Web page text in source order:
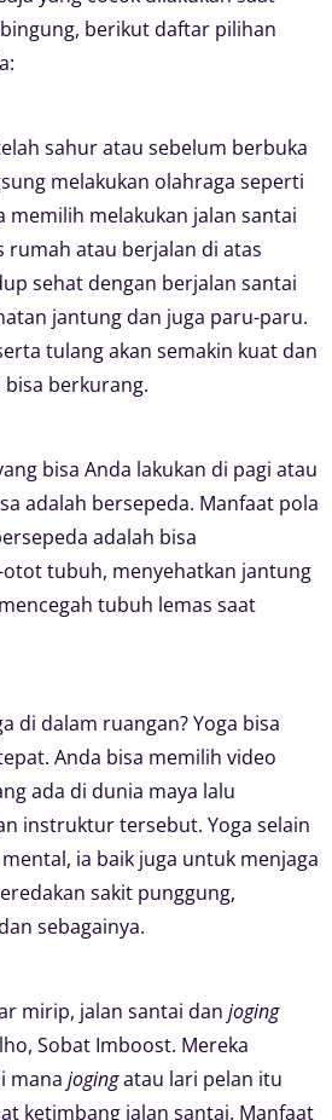
berikut daftar pilihan
sahur atau sebelum berbuka
melakukan olahraga seperti
memilih melakukan jalan santai
rumah atau berjalan di atas
sehat dengan berjalan santai
jantung dan juga paru-paru.
tulang akan semakin kuat dan
berkurang.
bisa Anda lakukan di pagi atau
adalah bersepeda. Manfaat pola
adalah bisa
tubuh, menyehatkan jantung
tubuh lemas saat
di dalam ruangan? Yoga bisa
Anda bisa memilih video
ada di dunia maya lalu
instruktur tersebut. Yoga selain
ia baik juga untuk menjaga
sakit punggung,
sebagainya.
mirip, jalan santai dan joging
Sobat Imboost. Mereka
mana jogingatau lari pelan itu
ketimbang jalan santai. Manfaat